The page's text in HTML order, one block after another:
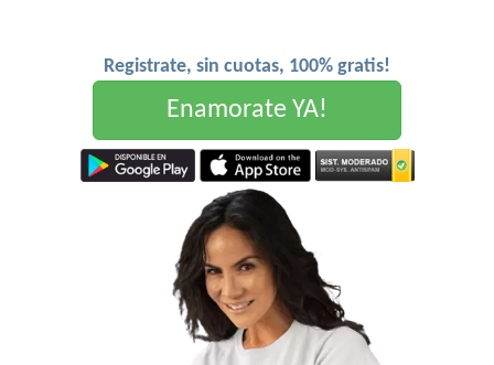
Registrate, sin cuotas, 100% gratis!
Enamorate YA!